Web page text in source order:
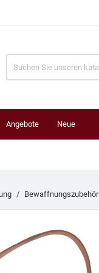
Angebote Neue
Bewaffnungszubehör